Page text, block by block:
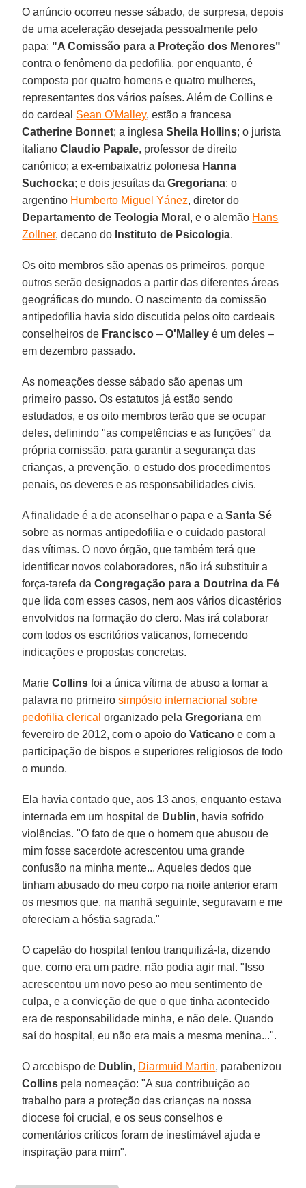
O anúncio ocorreu nesse sábado, de surpresa, depois
de uma aceleração desejada pessoalmente pelo
papa: "A Comissão para a Proteção dos Menores"
contra o fenômeno da pedofilia, por enquanto, é
composta por quatro homens e quatro mulheres,
representantes dos vários países. Além de Collins e
do cardeal Sean O'Malley, estão a francesa
Catherine Bonnet; a inglesaSheila Hollins; o jurista
italianoClaudio Papale, professor de direito
canônico; a ex-embaixatriz polonesa Hanna
Suchocka; e dois jesuítas daGregoriana: o
argentino Humberto Miguel Yánez, diretor do
Departamento de Teologia Moral , e o alemão Hans
Zollner, decano do Instituto de Psicologia.
Os oito membros são apenas os primeiros, porque
outros serão designados a partir das diferentes áreas
geográficas do mundo. O nascimento da comissão
antipedofilia havia sido discutida pelos oito cardeais
conselheiros de Francisco –O'Malley é um deles –
em dezembro passado.
As nomeações desse sábado são apenas um
primeiro passo. Os estatutos já estão sendo
estudados, e os oito membros terão que se ocupar
deles, definindo "as competências e as funções" da
própria comissão, para garantir a segurança das
crianças, a prevenção, o estudo dos procedimentos
penais, os deveres e as responsabilidades civis.
A finalidade é a de aconselhar o papa e aSanta Sé
sobre as normas antipedofilia e o cuidado pastoral
das vítimas. O novo órgão, que também terá que
identificar novos colaboradores, não irá substituir a
força-tarefa daCongregação para a Doutrina da Fé
que lida com esses casos, nem aos vários dicastérios
envolvidos na formação do clero. Mas irá colaborar
com todos os escritórios vaticanos, fornecendo
indicações e propostas concretas.
MarieCollins foi a única vítima de abuso a tomar a
palavra no primeirosimpósio internacional sobre
pedofilia clerical organizado pelaGregoriana em
fevereiro de 2012, com o apoio doVaticano e com a
participação de bispos e superiores religiosos de todo
o mundo.
Ela havia contado que, aos 13 anos, enquanto estava
internada em um hospital de Dublin, havia sofrido
violências. "O fato de que o homem que abusou de
mim fosse sacerdote acrescentou uma grande
confusão na minha mente... Aqueles dedos que
tinham abusado do meu corpo na noite anterior eram
os mesmos que, na manhã seguinte, seguravam e me
ofereciam a hóstia sagrada."
O capelão do hospital tentou tranquilizá-la, dizendo
que, como era um padre, não podia agir mal. "Isso
acrescentou um novo peso ao meu sentimento de
culpa, e a convicção de que o que tinha acontecido
era de responsabilidade minha, e não dele. Quando
saí do hospital, eu não era mais a mesma menina...".
O arcebispo de Dublin, Diarmuid Martin, parabenizou
Collins pela nomeação: "A sua contribuição ao
trabalho para a proteção das crianças na nossa
diocese foi crucial, e os seus conselhos e
comentários críticos foram de inestimável ajuda e
inspiração para mim".